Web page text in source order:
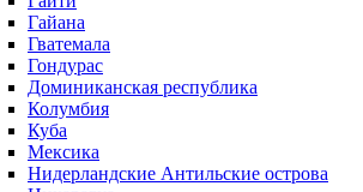
Гайана
Гватемала
Гондурас
Доминиканская республика
Колумбия
Куба
Мексика
Нидерландские Антильские острова